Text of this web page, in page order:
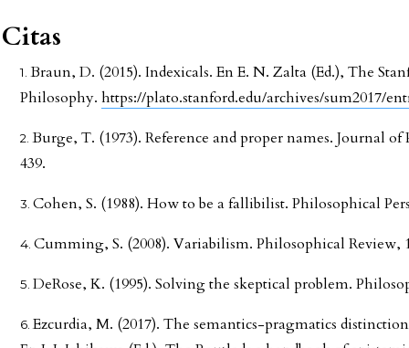
Citas
Braun, D. (2015). Indexicals. En E. N. Zalta (Ed.), The
Philosophy. https://plato.stanford.edu/archives/sum2017/
Burge, T. (1973). Reference and proper names. Journal
439.
Cohen, S. (1988). How to be a fallibilist. Philosophical
Cumming, S. (2008). Variabilism. Philosophical Review,
DeRose, K. (1995). Solving the skeptical problem.
Ezcurdia, M. (2017). The semantics-pragmatics